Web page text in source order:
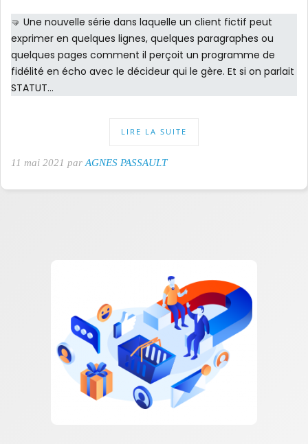
🤜 Une nouvelle série dans laquelle un client fictif peut
exprimer en quelques lignes, quelques paragraphes ou
quelques pages comment il perçoit un programme de
fidélité en écho avec le décideur qui le gère. Et si on parlait
STATUT…
LIRE LA SUITE
11 mai 2021 par AGNES PASSAULT